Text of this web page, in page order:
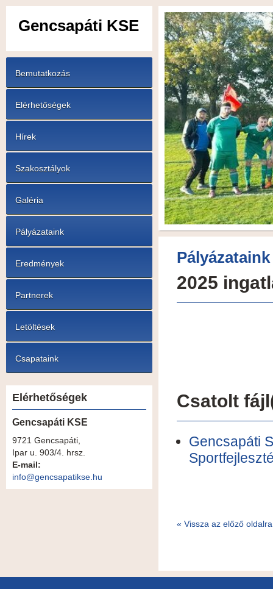
Gencsapáti KSE
Bemutatkozás
Elérhetőségek
Hírek
Szakosztályok
Galéria
Pályázataink
Eredmények
Partnerek
Letöltések
Csapataink
Elérhetőségek
Gencsapáti KSE
9721 Gencsapáti,
Ipar u. 903/4. hrsz.
E-mail:
info@gencsapatikse.hu
Pályázataink
2025
Csatolt
Gencsapáti
« Vissza az előző